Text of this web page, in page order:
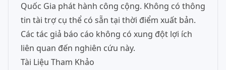
Quốc Gia phát hành công cộng. Không có thông
tin tài trợ cụ thể có sẵn tại thời điểm xuất bản.
Các tác giả báo cáo không có xung đột lợi ích
liên quan đến nghiên cứu này.
Tài Liệu Tham Khảo